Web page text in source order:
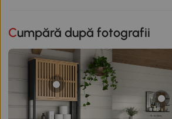
Cumpără după fotografii